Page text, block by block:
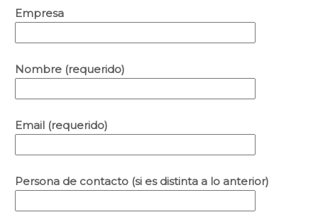
Empresa
Nombre (requerido)
Email (requerido)
Persona de contacto (si es distinta a lo anterior)